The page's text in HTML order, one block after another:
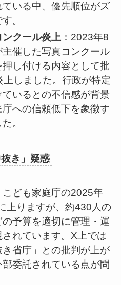
いる中、優先順位がズ
。
ンクール炎上 ：2023年8
催した写真コンクール
し付ける内容として批
しました。行政が特定
いるとの不信感が背景
への信頼低下を象徴す
。
き」疑惑
こども家庭庁の2025年
上りますが、約430人の
予算を適切に管理・運
れています。X上では
き省庁」との批判が上が
委託されている点が問